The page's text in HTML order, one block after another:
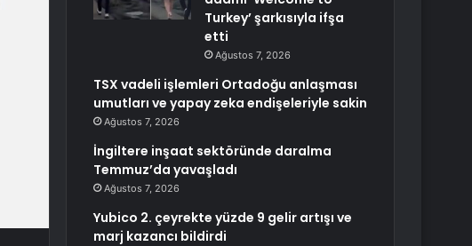
Turkey’ şarkısıyla ifşa
etti
Ağustos 7, 2026
TSX vadeli işlemleri Ortadoğu anlaşması
umutları ve yapay zeka endişeleriyle sakin
Ağustos 7, 2026
İngiltere inşaat sektöründe daralma
Temmuz’da yavaşladı
Ağustos 7, 2026
Yubico 2. çeyrekte yüzde 9 gelir artışı ve
marj kazancı bildirdi